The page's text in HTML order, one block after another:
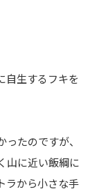
自生するフキを
たのですが、
山に近い飯綱に
ラから小さな手